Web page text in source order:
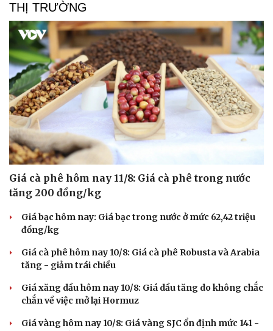
Âm nhạc
Di sản
THỊ TRƯỜNG
Giá cà phê hôm nay 11/8: Giá cà phê trong nước
tăng 200 đồng/kg
Giá bạc hôm nay: Giá bạc trong nước ở mức 62,42 triệu
đồng/kg
Giá cà phê hôm nay 10/8: Giá cà phê Robusta và Arabia
tăng - giảm trái chiều
Giá xăng dầu hôm nay 10/8: Giá dầu tăng do không chắc
chắn về việc mở lại Hormuz
Giá vàng hôm nay 10/8: Giá vàng SJC ổn định mức 141 -